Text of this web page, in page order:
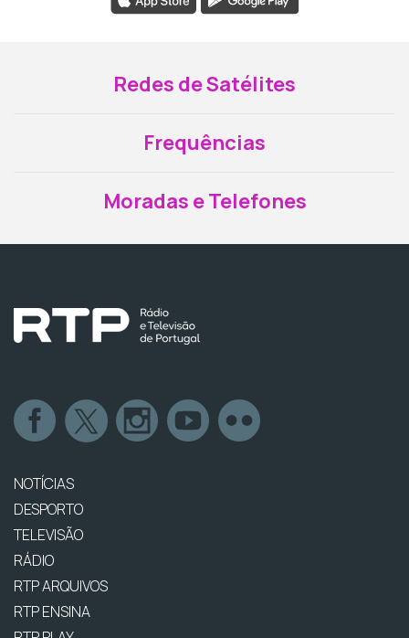
Redes de Satélites
Frequências
Moradas e Telefones
NOTÍCIAS
DESPORTO
TELEVISÃO
RÁDIO
RTP ARQUIVOS
RTP ENSINA